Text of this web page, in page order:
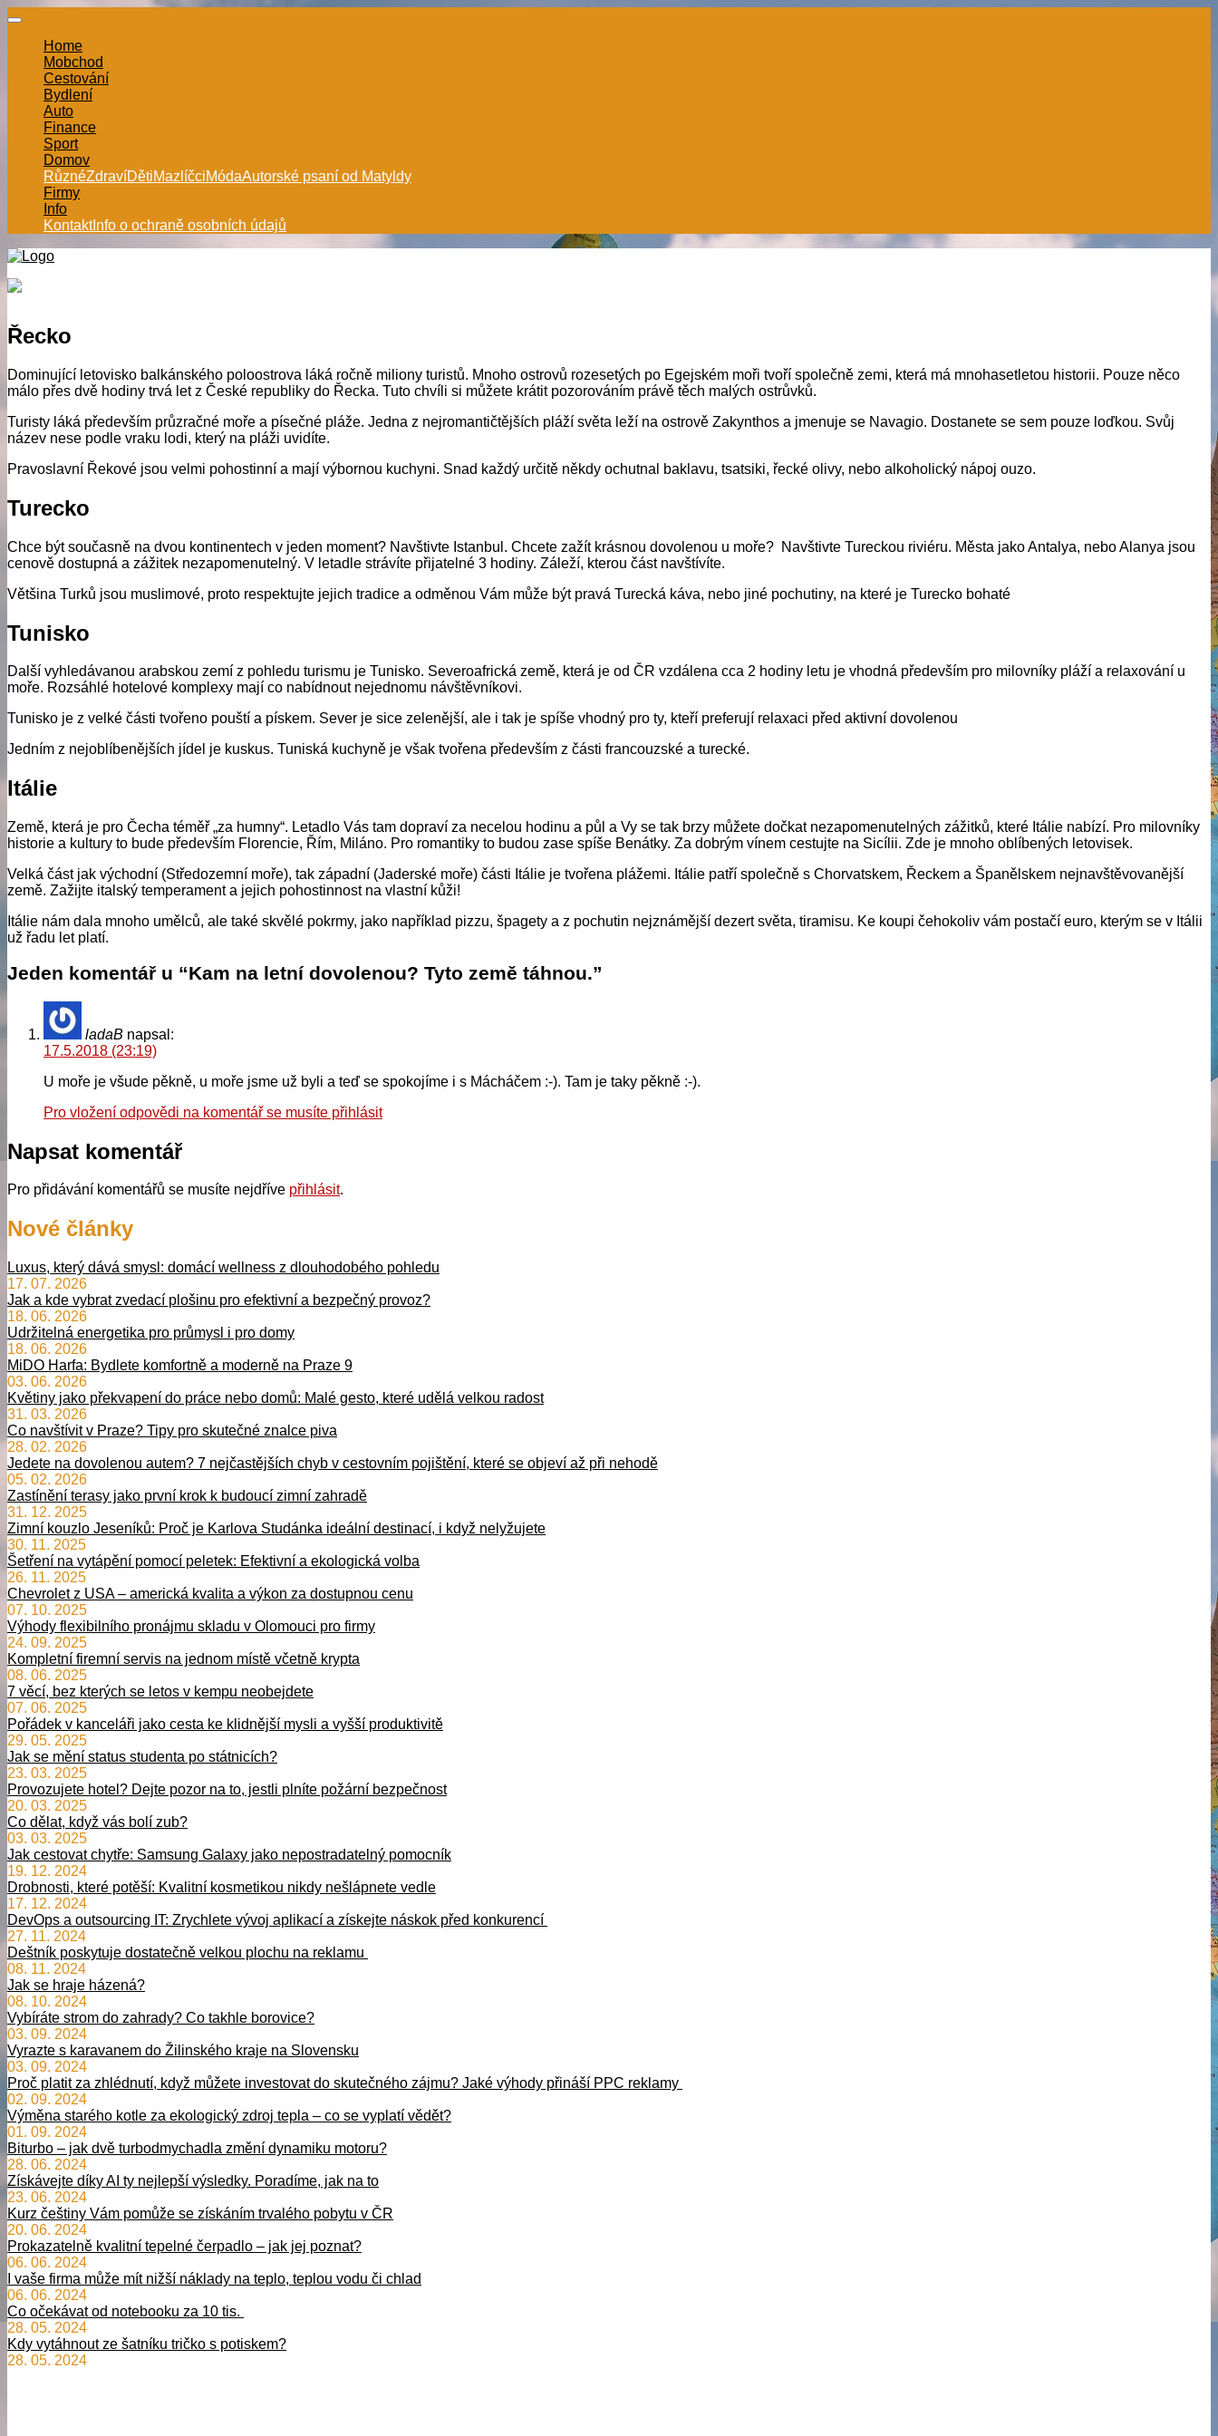
Home
Mobchod
Cestování
Bydlení
Auto
Finance
Sport
Domov
RůznéZdravíDětiMazlíčciMódaAutorské psaní od Matyldy
Firmy
Info
KontaktInfo o ochraně osobních údajů
Řecko
Dominující letovisko balkánského poloostrova láká ročně miliony turistů. Mnoho ostrovů rozesetých po Egejském moři tvoří společně zemi, která má mnohasetletou historii. Pouze něco
málo přes dvě hodiny trvá let z České republiky do Řecka. Tuto chvíli si můžete krátit pozorováním právě těch malých ostrůvků.
Turisty láká především průzračné moře a písečné pláže. Jedna z nejromantičtějších pláží světa leží na ostrově Zakynthos a jmenuje se Navagio. Dostanete se sem pouze loďkou. Svůj
název nese podle vraku lodi, který na pláži uvidíte.
Pravoslavní Řekové jsou velmi pohostinní a mají výbornou kuchyni. Snad každý určitě někdy ochutnal baklavu, tsatsiki, řecké olivy, nebo alkoholický nápoj ouzo.
Turecko
Chce být současně na dvou kontinentech v jeden moment? Navštivte Istanbul. Chcete zažít krásnou dovolenou u moře? Navštivte Tureckou riviéru. Města jako Antalya, nebo Alanya jsou
cenově dostupná a zážitek nezapomenutelný. V letadle strávíte přijatelné 3 hodiny. Záleží, kterou část navštívíte.
Většina Turků jsou muslimové, proto respektujte jejich tradice a odměnou Vám může být pravá Turecká káva, nebo jiné pochutiny, na které je Turecko bohaté
Tunisko
Další vyhledávanou arabskou zemí z pohledu turismu je Tunisko. Severoafrická země, která je od ČR vzdálena cca 2 hodiny letu je vhodná především pro milovníky pláží a relaxování u
moře. Rozsáhlé hotelové komplexy mají co nabídnout nejednomu návštěvníkovi.
Tunisko je z velké části tvořeno pouští a pískem. Sever je sice zelenější, ale i tak je spíše vhodný pro ty, kteří preferují relaxaci před aktivní dovolenou
Jedním z nejoblíbenějších jídel je kuskus. Tuniská kuchyně je však tvořena především z části francouzské a turecké.
Itálie
Země, která je pro Čecha téměř „za humny“. Letadlo Vás tam dopraví za necelou hodinu a půl a Vy se tak brzy můžete dočkat nezapomenutelných zážitků, které Itálie nabízí. Pro milovníky
historie a kultury to bude především Florencie, Řím, Miláno. Pro romantiky to budou zase spíše Benátky. Za dobrým vínem cestujte na Sicílii. Zde je mnoho oblíbených letovisek.
Velká část jak východní (Středozemní moře), tak západní (Jaderské moře) části Itálie je tvořena plážemi. Itálie patří společně s Chorvatskem, Řeckem a Španělskem nejnavštěvovanější
země. Zažijte italský temperament a jejich pohostinnost na vlastní kůži!
Itálie nám dala mnoho umělců, ale také skvělé pokrmy, jako například pizzu, špagety a z pochutin nejznámější dezert světa, tiramisu. Ke koupi čehokoliv vám postačí euro, kterým se v Itálii
už řadu let platí.
Jeden komentář u “Kam na letní dovolenou? Tyto země táhnou.”
ladaB napsal:
17.5.2018 (23:19)
U moře je všude pěkně, u moře jsme už byli a teď se spokojíme i s Mácháčem :-). Tam je taky pěkně :-).
Pro vložení odpovědi na komentář se musíte přihlásit
Napsat komentář
Pro přidávání komentářů se musíte nejdříve přihlásit.
Nové články
Luxus, který dává smysl: domácí wellness z dlouhodobého pohledu
17. 07. 2026
Jak a kde vybrat zvedací plošinu pro efektivní a bezpečný provoz?
18. 06. 2026
Udržitelná energetika pro průmysl i pro domy
18. 06. 2026
MiDO Harfa: Bydlete komfortně a moderně na Praze 9
03. 06. 2026
Květiny jako překvapení do práce nebo domů: Malé gesto, které udělá velkou radost
31. 03. 2026
Co navštívit v Praze? Tipy pro skutečné znalce piva
28. 02. 2026
Jedete na dovolenou autem? 7 nejčastějších chyb v cestovním pojištění, které se objeví až při nehodě
05. 02. 2026
Zastínění terasy jako první krok k budoucí zimní zahradě
31. 12. 2025
Zimní kouzlo Jeseníků: Proč je Karlova Studánka ideální destinací, i když nelyžujete
30. 11. 2025
Šetření na vytápění pomocí peletek: Efektivní a ekologická volba
26. 11. 2025
Chevrolet z USA – americká kvalita a výkon za dostupnou cenu
07. 10. 2025
Výhody flexibilního pronájmu skladu v Olomouci pro firmy
24. 09. 2025
Kompletní firemní servis na jednom místě včetně krypta
08. 06. 2025
7 věcí, bez kterých se letos v kempu neobejdete
07. 06. 2025
Pořádek v kanceláři jako cesta ke klidnější mysli a vyšší produktivitě
29. 05. 2025
Jak se mění status studenta po státnicích?
23. 03. 2025
Provozujete hotel? Dejte pozor na to, jestli plníte požární bezpečnost
20. 03. 2025
Co dělat, když vás bolí zub?
03. 03. 2025
Jak cestovat chytře: Samsung Galaxy jako nepostradatelný pomocník
19. 12. 2024
Drobnosti, které potěší: Kvalitní kosmetikou nikdy nešlápnete vedle
17. 12. 2024
DevOps a outsourcing IT: Zrychlete vývoj aplikací a získejte náskok před konkurencí
27. 11. 2024
Deštník poskytuje dostatečně velkou plochu na reklamu
08. 11. 2024
Jak se hraje házená?
08. 10. 2024
Vybíráte strom do zahrady? Co takhle borovice?
03. 09. 2024
Vyrazte s karavanem do Žilinského kraje na Slovensku
03. 09. 2024
Proč platit za zhlédnutí, když můžete investovat do skutečného zájmu? Jaké výhody přináší PPC reklamy
02. 09. 2024
Výměna starého kotle za ekologický zdroj tepla – co se vyplatí vědět?
01. 09. 2024
Biturbo – jak dvě turbodmychadla změní dynamiku motoru?
28. 06. 2024
Získávejte díky AI ty nejlepší výsledky. Poradíme, jak na to
23. 06. 2024
Kurz češtiny Vám pomůže se získáním trvalého pobytu v ČR
20. 06. 2024
Prokazatelně kvalitní tepelné čerpadlo – jak jej poznat?
06. 06. 2024
I vaše firma může mít nižší náklady na teplo, teplou vodu či chlad
06. 06. 2024
Co očekávat od notebooku za 10 tis.
28. 05. 2024
Kdy vytáhnout ze šatníku tričko s potiskem?
28. 05. 2024